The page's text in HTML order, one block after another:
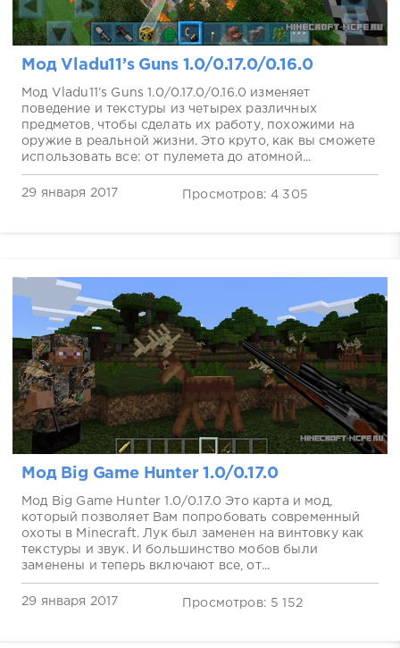
Мод Vladu11’s Guns 1.0/0.17.0/0.16.0
Мод Vladu11’s Guns 1.0/0.17.0/0.16.0 изменяет
поведение и текстуры из четырех различных
предметов, чтобы сделать их работу, похожими на
оружие в реальной жизни. Это круто, как вы сможете
использовать все: от пулемета до атомной...
29 января 2017 Просмотров: 4 305
Мод Big Game Hunter 1.0/0.17.0
Мод Big Game Hunter 1.0/0.17.0 Это карта и мод,
который позволяет Вам попробовать современный
охоты в Minecraft. Лук был заменен на винтовку как
текстуры и звук. И большинство мобов были
заменены и теперь включают все, от...
29 января 2017 Просмотров: 5 152